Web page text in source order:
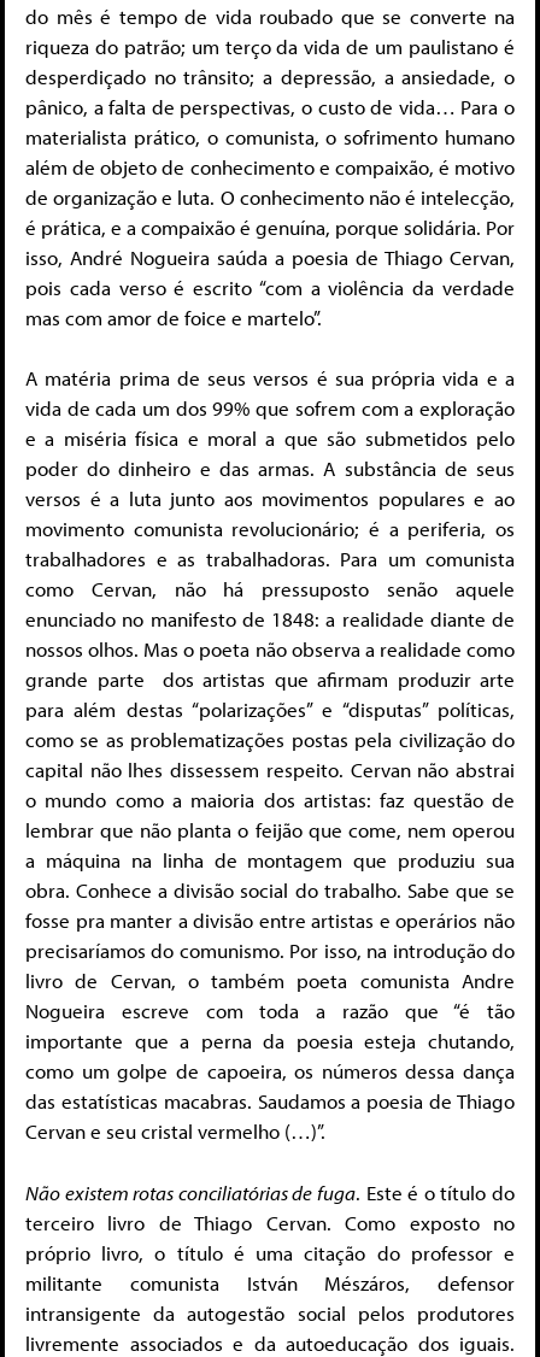
do mês é tempo de vida roubado que se converte na
riqueza do patrão; um terço da vida de um paulistano é
desperdiçado no trânsito; a depressão, a ansiedade, o
pânico, a falta de perspectivas, o custo de vida… Para o
materialista prático, o comunista, o sofrimento humano
além de objeto de conhecimento e compaixão, é motivo
de organização e luta. O conhecimento não é intelecção,
é prática, e a compaixão é genuína, porque solidária. Por
isso, André Nogueira saúda a poesia de Thiago Cervan,
pois cada verso é escrito “com a violência da verdade
mas com amor de foice e martelo”.
A matéria prima de seus versos é sua própria vida e a
vida de cada um dos 99% que sofrem com a exploração
e a miséria física e moral a que são submetidos pelo
poder do dinheiro e das armas. A substância de seus
versos é a luta junto aos movimentos populares e ao
movimento comunista revolucionário; é a periferia, os
trabalhadores e as trabalhadoras. Para um comunista
como Cervan, não há pressuposto senão aquele
enunciado no manifesto de 1848: a realidade diante de
nossos olhos. Mas o poeta não observa a realidade como
grande parte dos artistas que afirmam produzir arte
para além destas “polarizações” e “disputas” políticas,
como se as problematizações postas pela civilização do
capital não lhes dissessem respeito. Cervan não abstrai
o mundo como a maioria dos artistas: faz questão de
lembrar que não planta o feijão que come, nem operou
a máquina na linha de montagem que produziu sua
obra. Conhece a divisão social do trabalho. Sabe que se
fosse pra manter a divisão entre artistas e operários não
precisaríamos do comunismo. Por isso, na introdução do
livro de Cervan, o também poeta comunista Andre
Nogueira escreve com toda a razão que “é tão
importante que a perna da poesia esteja chutando,
como um golpe de capoeira, os números dessa dança
das estatísticas macabras. Saudamos a poesia de Thiago
Cervan e seu cristal vermelho (…)”.
Não existem rotas conciliatórias de fuga. Este é o título do
terceiro livro de Thiago Cervan. Como exposto no
próprio livro, o título é uma citação do professor e
militante comunista István Mészáros, defensor
intransigente da autogestão social pelos produtores
livremente associados e da autoeducação dos iguais.